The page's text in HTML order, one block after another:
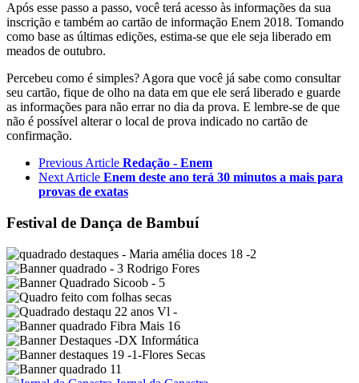
Após esse passo a passo, você terá acesso às informações da sua
inscrição e também ao cartão de informação Enem 2018. Tomando
como base as últimas edições, estima-se que ele seja liberado em
meados de outubro.
Percebeu como é simples? Agora que você já sabe como consultar
seu cartão, fique de olho na data em que ele será liberado e guarde
as informações para não errar no dia da prova. E lembre-se de que
não é possível alterar o local de prova indicado no cartão de
confirmação.
Previous Article Redação - Enem
Next Article Enem deste ano terá 30 minutos a mais para
provas de exatas
Festival de Dança de Bambuí